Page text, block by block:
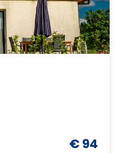
€ 94